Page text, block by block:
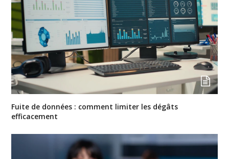
Fuite de données : comment limiter les dégâts
efficacement